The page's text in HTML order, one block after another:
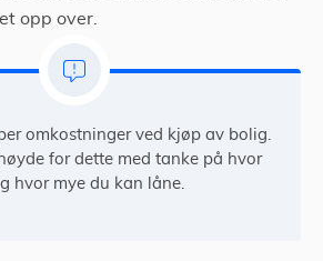
opp over.
omkostninger ved kjøp av bolig.
for dette med tanke på hvor
hvor mye du kan låne.